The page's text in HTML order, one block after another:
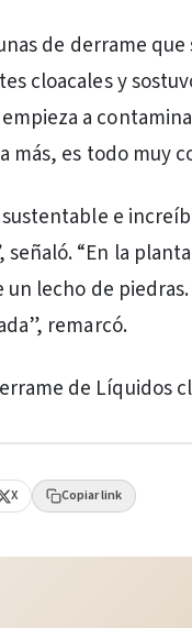
de derrame
cloacales y
a
más, es todo muy
e
“En la
lecho de
remarcó.
de Líquidos
X Copiar link